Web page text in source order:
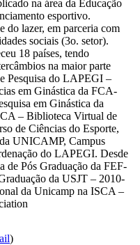
na área da Educação
esportivo.
do lazer, em parceria com
sociais (3o. setor).
18 países, tendo
na maior parte
Pesquisa do LAPEGI –
em Ginástica da FCA-
em Ginástica da
– Biblioteca Virtual de
de Ciências do Esporte,
UNICAMP, Campus
do LAPEGI. Desde
de Pós Graduação da FEF-
da USJT – 2010-
da Unicamp na ISCA –
)